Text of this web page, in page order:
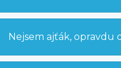
Nejsem ajťák, opravdu